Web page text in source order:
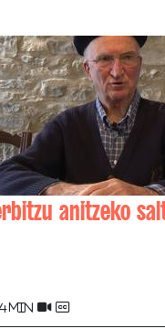
anitzeko
min